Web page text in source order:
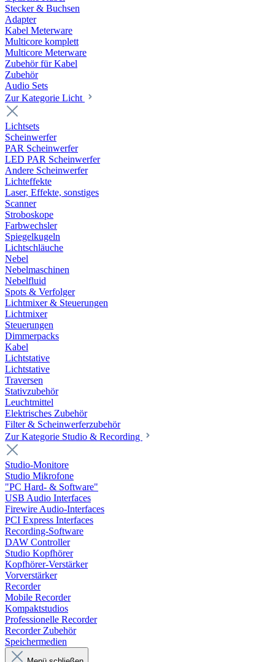
Stecker & Buchsen
Adapter
Kabel Meterware
Multicore komplett
Multicore Meterware
Zubehör für Kabel
Zubehör
Audio Sets
Zur Kategorie Licht
Lichtsets
Scheinwerfer
PAR Scheinwerfer
LED PAR Scheinwerfer
Andere Scheinwerfer
Lichteffekte
Laser, Effekte, sonstiges
Scanner
Stroboskope
Farbwechsler
Spiegelkugeln
Lichtschläuche
Nebel
Nebelmaschinen
Nebelfluid
Spots & Verfolger
Lichtmixer & Steuerungen
Lichtmixer
Steuerungen
Dimmerpacks
Kabel
Lichtstative
Lichtstative
Traversen
Stativzubehör
Leuchtmittel
Elektrisches Zubehör
Filter & Scheinwerferzubehör
Zur Kategorie Studio & Recording
Studio-Monitore
Studio Mikrofone
"PC Hard- & Software"
USB Audio Interfaces
Firewire Audio-Interfaces
PCI Express Interfaces
Recording-Software
DAW Controller
Studio Kopfhörer
Kopfhörer-Verstärker
Vorverstärker
Recorder
Mobile Recorder
Kompaktstudios
Professionelle Recorder
Recorder Zubehör
Speichermedien